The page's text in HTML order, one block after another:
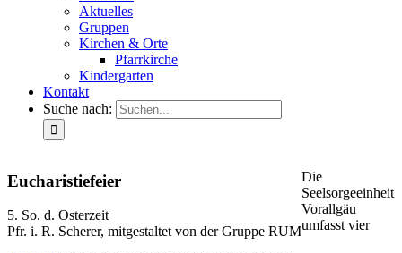
Aktuelles
Gruppen
Kirchen & Orte
Pfarrkirche
Kindergarten
Kontakt
Suche nach:
Eucharistiefeier
5. So. d. Osterzeit
Pfr. i. R. Scherer, mitgestaltet von der Gruppe RUM
Die
Seelsorgeeinheit
Vorallgäu
umfasst vier